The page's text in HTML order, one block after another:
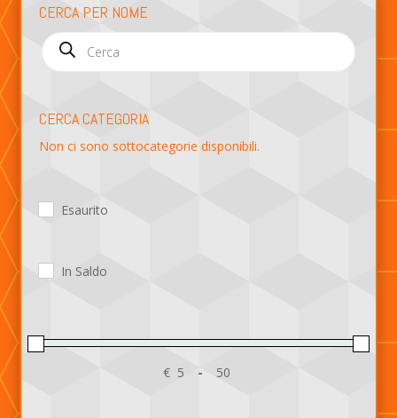
CERCA PER NOME
Products
search
CERCA CATEGORIA
Non ci sono sottocategorie disponibili.
Esaurito
In Saldo
€
Minimum Price
-
Maximum Price